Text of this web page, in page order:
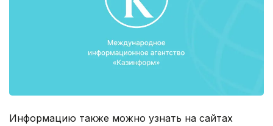
Информацию также можно узнать на сайтах